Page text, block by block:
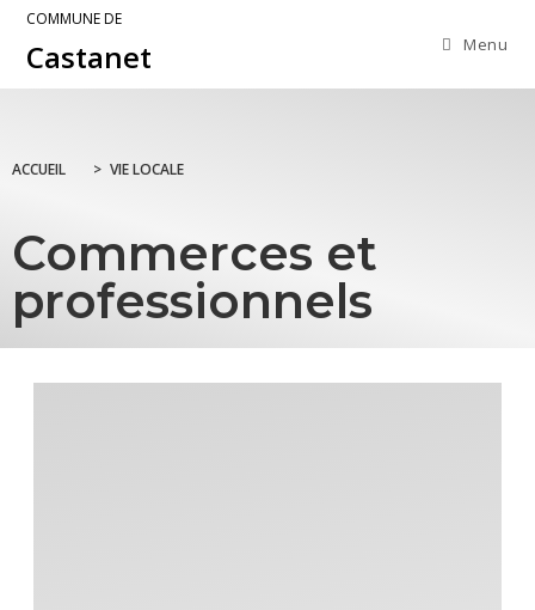
COMMUNE DE
Castanet Menu
ACCUEIL > VIE LOCALE
Commerces et
professionnels